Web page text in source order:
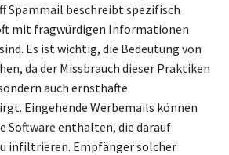
Spammail beschreibt spezifisch
mit fragwürdigen Informationen
Es ist wichtig, die Bedeutung von
da der Missbrauch dieser Praktiken
auch ernsthafte
Eingehende Werbemails können
Software enthalten, die darauf
infiltrieren. Empfänger solcher